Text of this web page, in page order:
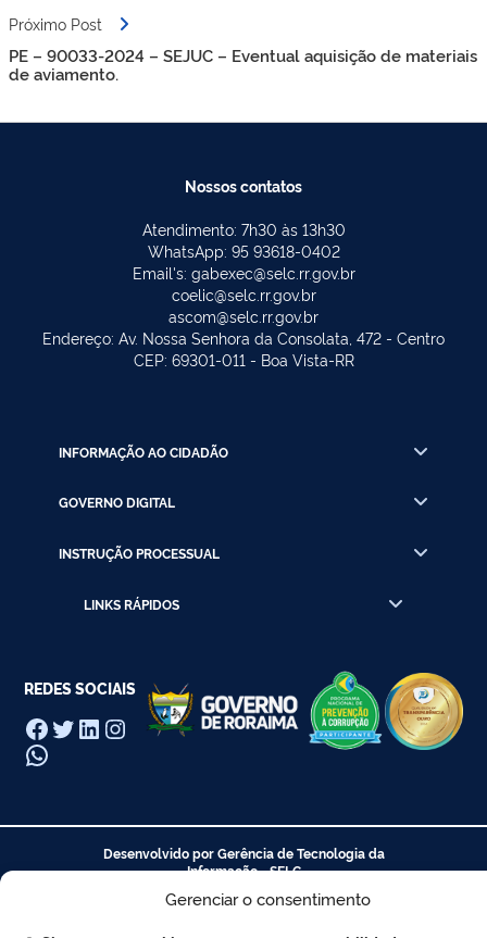
Gerenciar o consentimento
Próximo Post
PE – 90033-2024 – SEJUC – Eventual aquisição de materiais
de aviamento.
Nossos contatos
Atendimento: 7h30 às 13h30
WhatsApp: 95 93618-0402
Email's: gabexec@selc.rr.gov.br
coelic@selc.rr.gov.br
ascom@selc.rr.gov.br
Endereço: Av. Nossa Senhora da Consolata, 472 - Centro
CEP: 69301-011 - Boa Vista-RR
INFORMAÇÃO AO CIDADÃO
GOVERNO DIGITAL
INSTRUÇÃO PROCESSUAL
LINKS RÁPIDOS
REDES SOCIAIS
Facebook
Twitter
LinkedIn
Instagram
WhatsApp
Desenvolvido por Gerência de Tecnologia da
Informação - SELC